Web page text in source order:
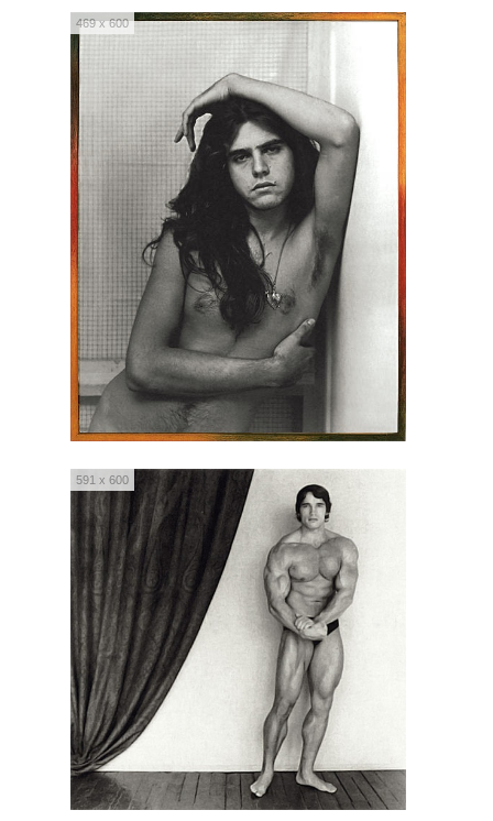
469 x 600
591 x 600